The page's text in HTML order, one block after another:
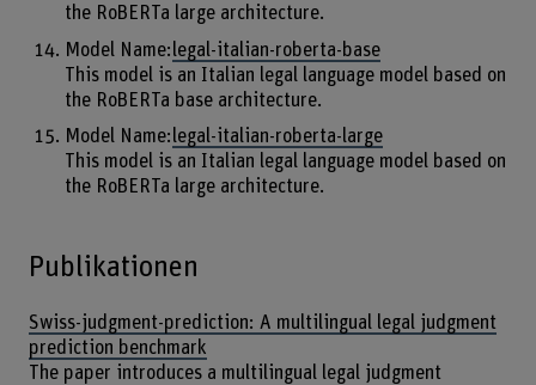
the RoBERTa large architecture.
Model Name: legal-italian-roberta-base
This model is an Italian legal language model based on
the RoBERTa base architecture.
Model Name:legal-italian-roberta-large
This model is an Italian legal language model based on
the RoBERTa large architecture.
Publikationen
Swiss-judgment-prediction: A multilingual legal judgment
prediction benchmark
The paper introduces a multilingual legal judgment